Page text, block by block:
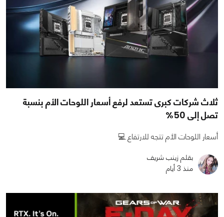
ثلاث شركات كبرى تستعد لرفع أسعار اللوحات الأم بنسبة
تصل إلى 50%
أسعار اللوحات الأم تتجه للارتفاع 💻
بقلم زينب شريف
منذ 3 أيام